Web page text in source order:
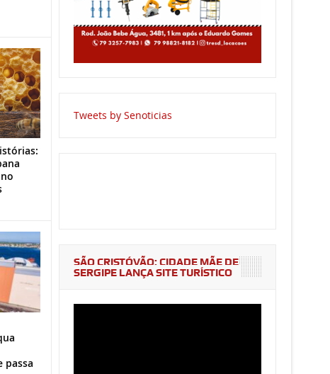
passa
Tweets by Senoticias
SÃO CRISTÓVÃO: CIDADE MÃE DE
SERGIPE LANÇA SITE TURÍSTICO